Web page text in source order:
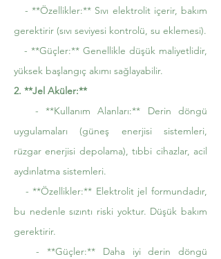
- **Özellikler:** Sıvı elektrolit içerir, bakım
gerektirir (sıvı seviyesi kontrolü, su eklemesi).
- **Güçler:** Genellikle düşük maliyetlidir,
yüksek başlangıç akımı sağlayabilir.
2. **Jel Aküler:**
- **Kullanım Alanları:** Derin döngü
uygulamaları (güneş enerjisi sistemleri,
rüzgar enerjisi depolama), tıbbi cihazlar, acil
aydınlatma sistemleri.
- **Özellikler:** Elektrolit jel formundadır,
bu nedenle sızıntı riski yoktur. Düşük bakım
gerektirir.
- **Güçler:** Daha iyi derin döngü